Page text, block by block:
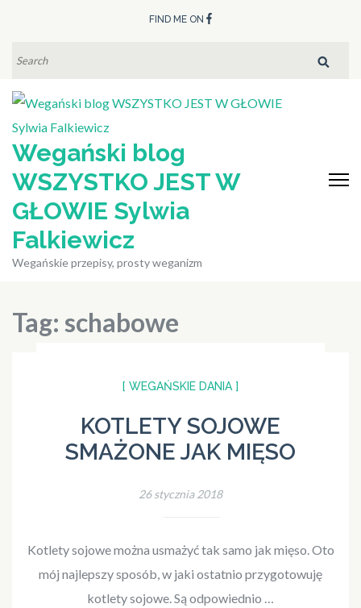
content
(Press
Enter)
FIND ME ON
Wegański blog
WSZYSTKO JEST W
GŁOWIE Sylwia
Falkiewicz
Wegańskie przepisy, prosty weganizm
Tag: schabowe
[ WEGAŃSKIE DANIA ]
KOTLETY SOJOWE
SMAŻONE JAK MIĘSO
26 stycznia 2018
Kotlety sojowe można usmażyć tak samo jak mięso. Oto
mój najlepszy sposób, w jaki ostatnio przygotowuję
kotlety sojowe. Są odpowiednio …